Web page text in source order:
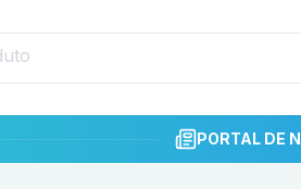
PORTAL DE